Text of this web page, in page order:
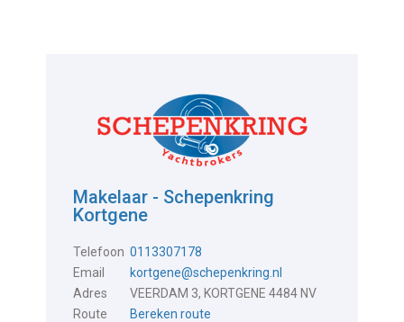
Makelaar - Schepenkring
Kortgene
Telefoon 0113307178
Email
kortgene@schepenkring.nl
Adres
VEERDAM 3, KORTGENE 4484 NV
Route
Bereken route